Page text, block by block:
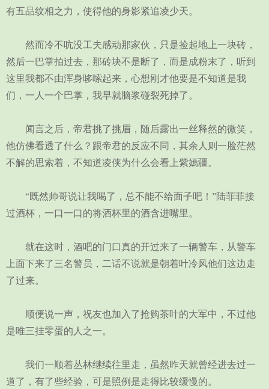
有五品纹相之力，使得他的身影紧追凌少天。
然而冷不吭没工夫感动那家伙，只是捡起地上一块砖，
然后一巴掌拍过去，那砖块不是断了，而是成粉末了，听到
这里我都不由浑身哆嗦起来，心想刚才他要是不知道是我
们，一人一个巴掌，我早就脑浆碰裂死掉了。
闻言之后，帝君挑了挑眉，随后露出一丝释然的微笑，
他仿佛看透了什么？跟帝君的反应不同，其余人则一脸茫然
不解的思索着，不知道凌侠为什么会看上紫嫣疆。
“既然帅哥说让我喝了，总不能不给面子吧！”陆菲菲接
过酒杯，一口一口的将酒杯里的酒含进嘴里。
就在这时，酒吧的门口真的开过来了一辆警车，从警车
上面下来了三名警员，二话不说就是朝着叶冷风他们这边走
了过来。
顺便说一声，祝友也加入了抢购茶叶的大军中，不过他
是唯三挂零蛋的人之一。
我们一顺着丛林继续往里走，虽然昨天就曾经进去过一
道了，有了些经验，可是照例是走得比较缓慢的。